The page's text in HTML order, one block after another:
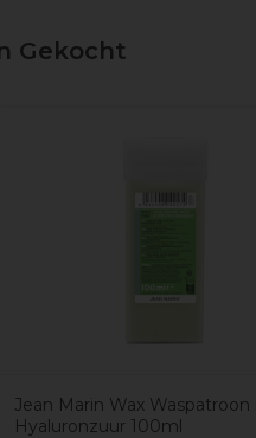
Gekocht
Jean Marin Wax
Hyaluronzuur 100ml